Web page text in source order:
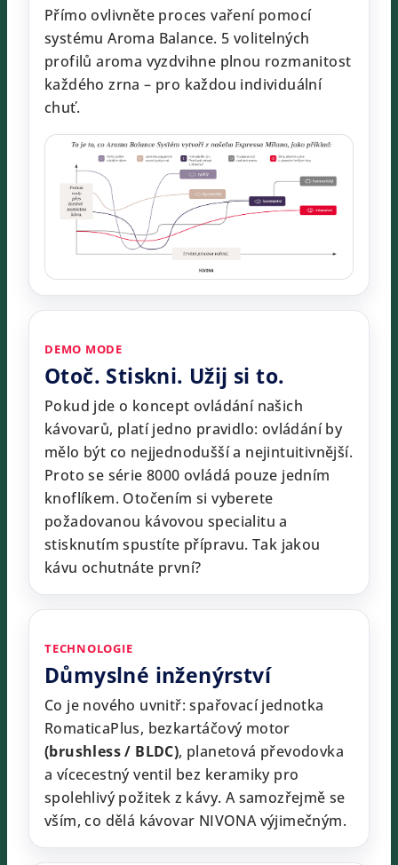
Přímo ovlivněte proces vaření pomocí
systému Aroma Balance. 5 volitelných
profilů aroma vyzdvihne plnou rozmanitost
každého zrna – pro každou individuální
chuť.
DEMO MODE
Otoč. Stiskni. Užij si to.
Pokud jde o koncept ovládání našich
kávovarů, platí jedno pravidlo: ovládání by
mělo být co nejjednodušší a nejintuitivnější.
Proto se série 8000 ovládá pouze jedním
knoflíkem. Otočením si vyberete
požadovanou kávovou specialitu a
stisknutím spustíte přípravu. Tak jakou
kávu ochutnáte první?
TECHNOLOGIE
Důmyslné inženýrství
Co je nového uvnitř: spařovací jednotka
RomaticaPlus, bezkartáčový motor
(brushless / BLDC), planetová převodovka
a vícecestný ventil bez keramiky pro
spolehlivý požitek z kávy. A samozřejmě se
vším, co dělá kávovar NIVONA výjimečným.